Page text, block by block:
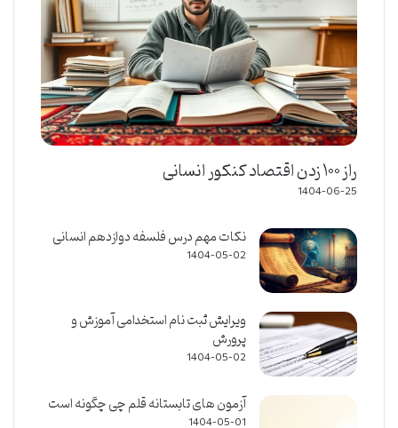
راز ۱۰۰ زدن اقتصاد کنکور انسانی
1404-06-25
نکات مهم درس فلسفه دوازدهم انسانی
1404-05-02
ویرایش ثبت نام استخدامی آموزش و
پرورش
1404-05-02
آزمون های تابستانه قلم چی چگونه است
1404-05-01